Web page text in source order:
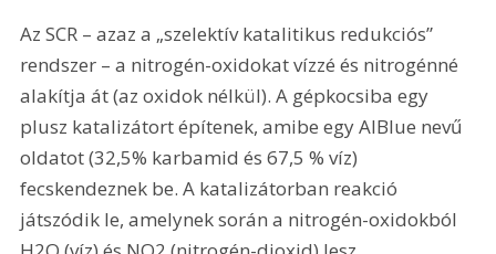
Az SCR – azaz a „szelektív katalitikus redukciós”
rendszer – a nitrogén-oxidokat vízzé és nitrogénné
alakítja át (az oxidok nélkül). A gépkocsiba egy
plusz katalizátort építenek, amibe egy AlBlue nevű
oldatot (32,5% karbamid és 67,5 % víz)
fecskendeznek be. A katalizátorban reakció
játszódik le, amelynek során a nitrogén-oxidokból